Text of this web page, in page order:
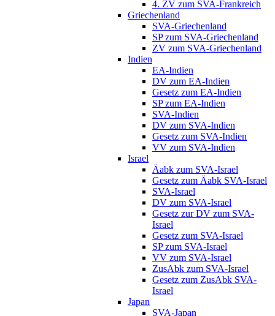
4. ZV zum SVA-Frankreich
Griechenland
SVA-Griechenland
SP zum SVA-Griechenland
ZV zum SVA-Griechenland
Indien
EA-Indien
DV zum EA-Indien
Gesetz zum EA-Indien
SP zum EA-Indien
SVA-Indien
DV zum SVA-Indien
Gesetz zum SVA-Indien
VV zum SVA-Indien
Israel
Äabk zum SVA-Israel
Gesetz zum Äabk SVA-Israel
SVA-Israel
DV zum SVA-Israel
Gesetz zur DV zum SVA-
Israel
Gesetz zum SVA-Israel
SP zum SVA-Israel
VV zum SVA-Israel
ZusAbk zum SVA-Israel
Gesetz zum ZusAbk SVA-
Israel
Japan
SVA-Japan